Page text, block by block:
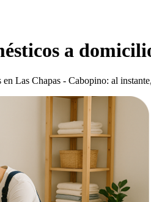
a
Las Chapas - Cabopino: al